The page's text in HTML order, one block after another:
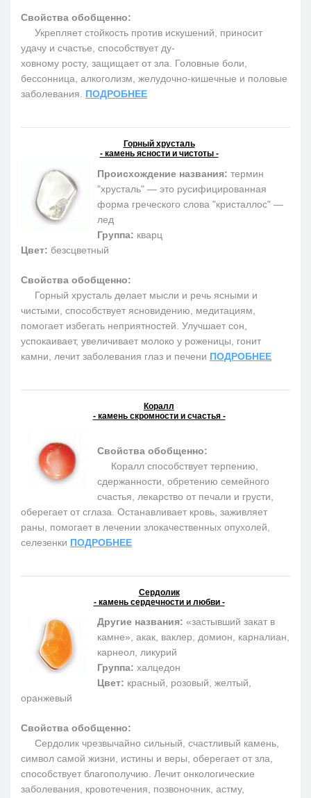
Свойства обобщенно:
Укрепляет стойкость против искушений, приносит
удачу и счастье, способствует ду-
ховному росту, защищает от зла. Головные боли,
бессонница, алкоголизм, желудочно-кишечные и половые
заболевания. ПОДРОБНЕЕ
Горный хрусталь
- камень ясности и чистоты -
Происхождение названия: термин
"хрусталь" — это русифицированная
форма греческого слова "кристаллос" —
лед
Группа: кварц
Цвет: безсцветный
Свойства обобщенно:
Горный хрусталь делает мысли и речь ясными и
чистыми, способствует ясновидению, медитациям,
помогает избегать неприятностей. Улучшает сон,
успокаивает, увеличивает молоко у роженицы, гонит
камни, лечит заболевания глаз и печени ПОДРОБНЕЕ
Коралл
- камень скромности и счастья -
Свойства обобщенно:
Коралл способствует терпению,
сдержанности, обретению семейного
счастья, лекарство от печали и грусти,
оберегает от сглаза. Останавливает кровь, заживляет
раны, помогает в лечении злокачественных опухолей,
селезенки ПОДРОБНЕЕ
Сердолик
- камень сердечности и любви -
Другие названия: «застывший закат в
камне», акак, ваклер, домион, карналиан,
карнеол, ликурий
Группа: халцедон
Цвет: красный, розовый, желтый,
оранжевый
Свойства обобщенно:
Сердолик чрезвычайно сильный, счастливый камень,
символ самой жизни, истины и веры, оберегает от зла,
способствует благополучию. Лечит онкологические
заболевания, кровотечения, позвоночник, астму,